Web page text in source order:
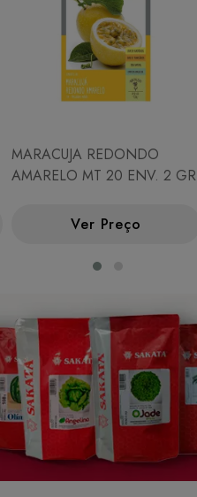
MARACUJA REDONDO
AMARELO MT 20 ENV. 2 GR
Ver Preço